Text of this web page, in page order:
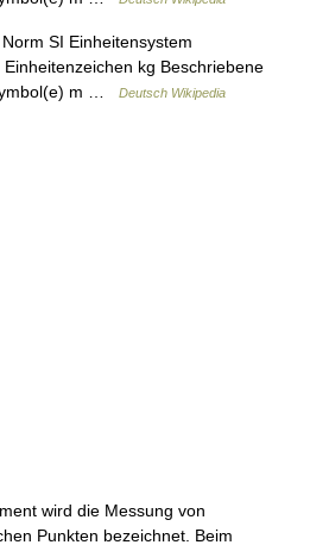
SI Einheitensystem
kg Beschriebene
m …
Deutsch Wikipedia
wird die Messung von
Punkten bezeichnet. Beim